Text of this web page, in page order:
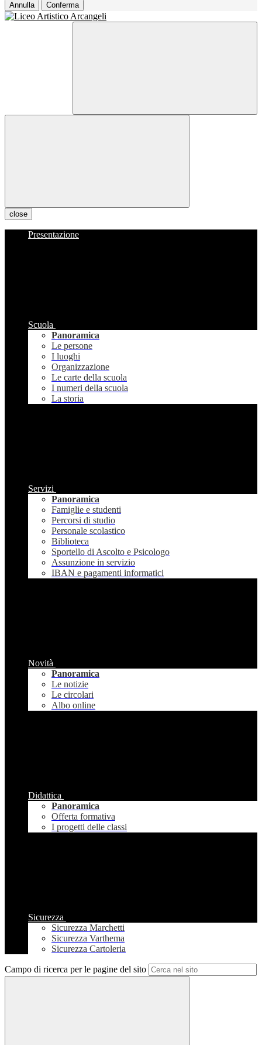
Annulla Conferma
close
Presentazione
Scuola
Panoramica
Le persone
I luoghi
Organizzazione
Le carte della scuola
I numeri della scuola
La storia
Servizi
Panoramica
Famiglie e studenti
Percorsi di studio
Personale scolastico
Biblioteca
Sportello di Ascolto e Psicologo
Assunzione in servizio
IBAN e pagamenti informatici
Novità
Panoramica
Le notizie
Le circolari
Albo online
Didattica
Panoramica
Offerta formativa
I progetti delle classi
Sicurezza
Sicurezza Marchetti
Sicurezza Varthema
Sicurezza Cartoleria
Campo di ricerca per le pagine del sito